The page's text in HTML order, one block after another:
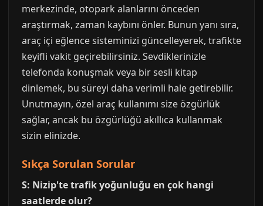
merkezinde, otopark alanlarını önceden
araştırmak, zaman kaybını önler. Bunun yanı sıra,
araç içi eğlence sisteminizi güncelleyerek, trafikte
keyifli vakit geçirebilirsiniz. Sevdiklerinizle
telefonda konuşmak veya bir sesli kitap
dinlemek, bu süreyi daha verimli hale getirebilir.
Unutmayın, özel araç kullanımı size özgürlük
sağlar, ancak bu özgürlüğü akıllıca kullanmak
sizin elinizde.
Sıkça Sorulan Sorular
S: Nizip'te trafik yoğunluğu en çok hangi
saatlerde olur?